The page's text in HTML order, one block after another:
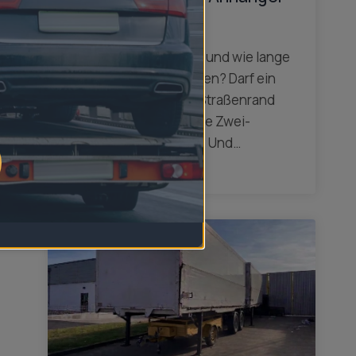
parken?
Anhänger parken – Wo und wie lange
darf ich Anhänger parken? Darf ein
Anhänger einfach am Straßenrand
stehen bleiben? Gilt die Zwei-
Wochen-Regel immer? Und…
mehr dazu